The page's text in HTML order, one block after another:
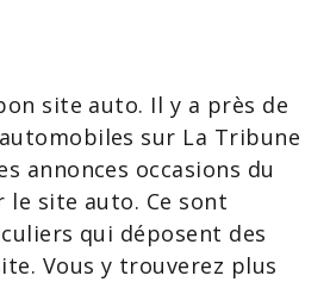
site auto. Il y a près de
sur La Tribune
annonces occasions du
le site auto. Ce sont
qui déposent des
Vous y trouverez plus